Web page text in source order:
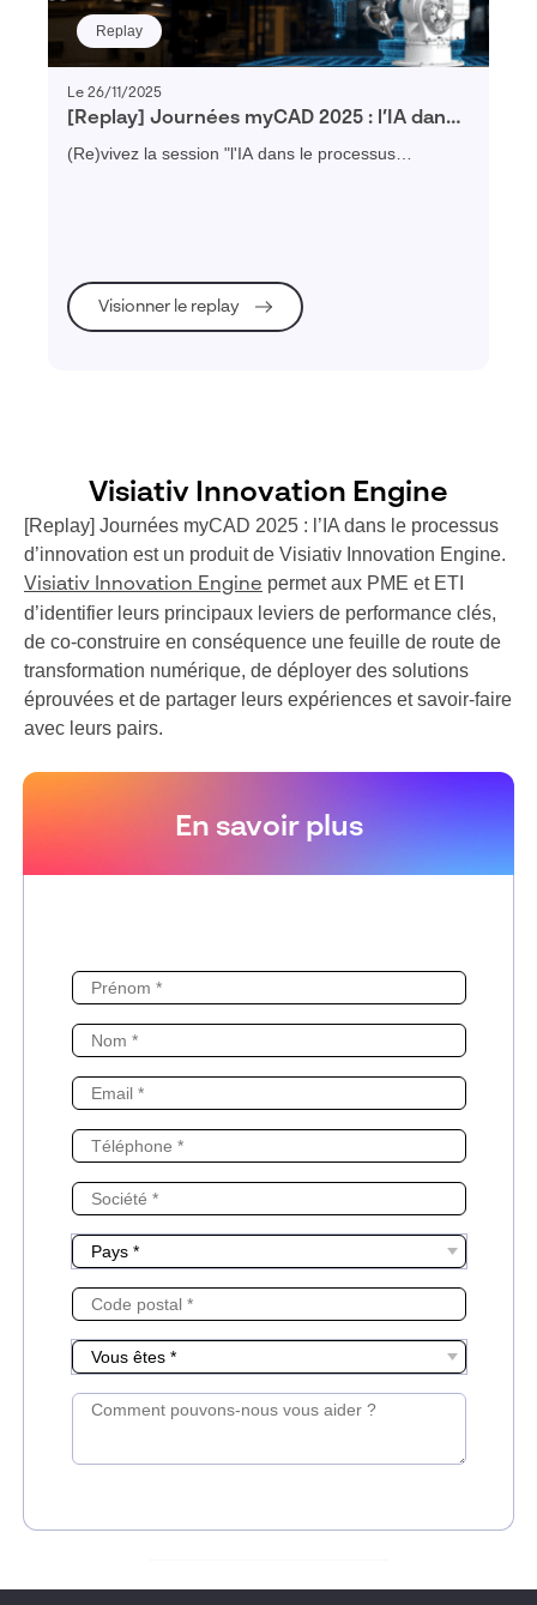
Replay
Le 26/11/2025
[Replay] Journées myCAD 2025 : l’IA dans
le processus d’innovation
(Re)vivez la session "l'IA dans le processus
Visionner le replay
Visiativ Innovation Engine
[Replay] Journées myCAD 2025 : l’IA dans le processus
d’innovation est un produit de Visiativ Innovation Engine.
Visiativ Innovation Engine permet aux PME et ETI
d’identifier leurs principaux leviers de performance clés,
de co-construire en conséquence une feuille de route de
transformation numérique, de déployer des solutions
éprouvées et de partager leurs expériences et savoir-faire
avec leurs pairs.
En savoir plus